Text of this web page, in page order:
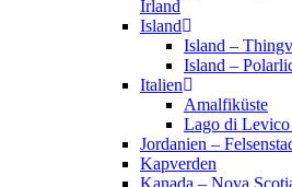
Irland
Island
Island –
Island –
Italien
Amalfiküste
Lago di
Jordanien –
Kapverden
Kanada – Nova